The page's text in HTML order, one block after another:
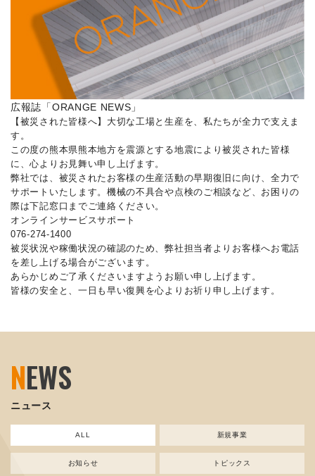
広報誌「ORANGE NEWS」
【被災された皆様へ】大切な工場と生産を、私たちが全力で支えま
す。
この度の熊本県熊本地方を震源とする地震により被災された皆様
に、心よりお見舞い申し上げます。
弊社では、被災されたお客様の生産活動の早期復旧に向け、全力で
サポートいたします。機械の不具合や点検のご相談など、お困りの
際は下記窓口までご連絡ください。
オンラインサービスサポート
076-274-1400
被災状況や稼働状況の確認のため、弊社担当者よりお客様へお電話
を差し上げる場合がございます。
あらかじめご了承くださいますようお願い申し上げます。
皆様の安全と、一日も早い復興を心よりお祈り申し上げます。
NEWS
ニュース
ALL 新規事業
お知らせ トピックス